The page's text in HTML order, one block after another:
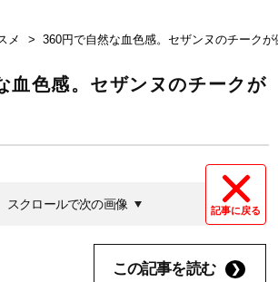
メ 360円で自然な血色感。セザンヌのチーク
血色感。セザンヌのチークが
記事に戻る
スクロールで次の画像
この記事を読む